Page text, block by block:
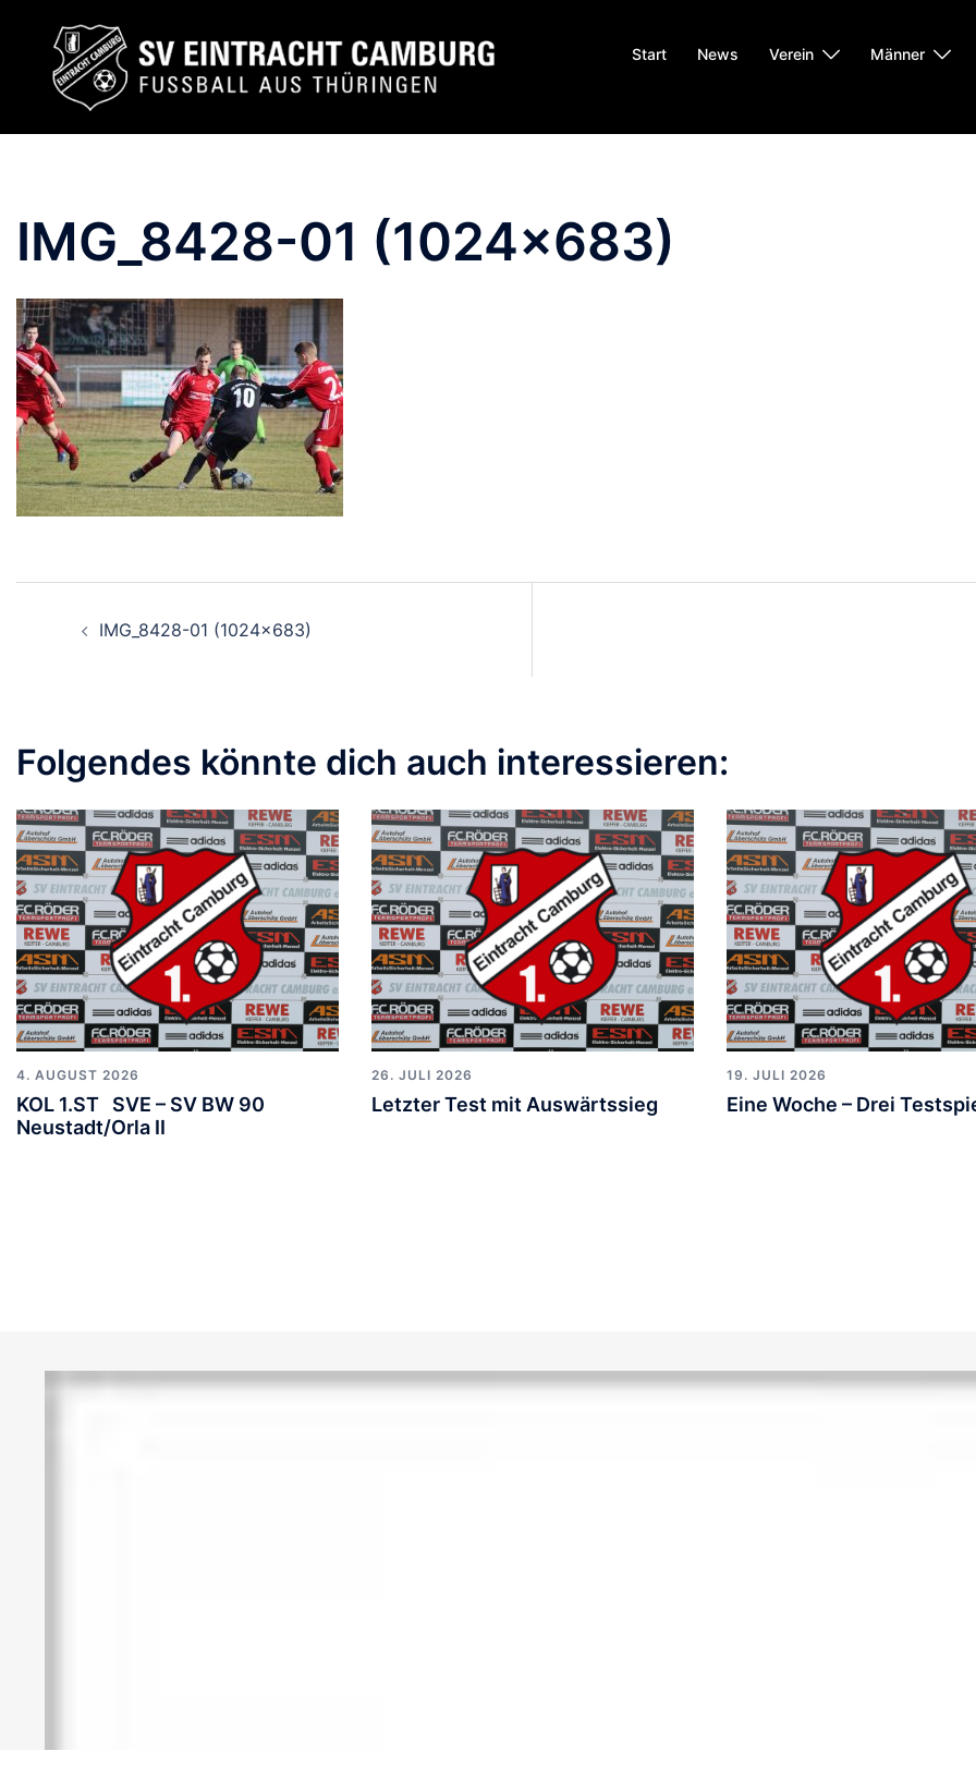
springen
Start News Verein Männer
IMG_8428-01 (1024×683)
Beitragsnavigation
IMG_8428-01 (1024×683)
Folgendes könnte dich auch interessieren:
4. AUGUST 2026
KOL 1.ST SVE – SV BW 90
Neustadt/Orla II
26. JULI 2026
Letzter Test mit Auswärtssieg
19. JULI 2026
Eine Woche – Drei